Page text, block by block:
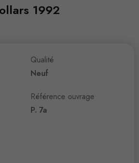
1992
Qualité
Neuf
Référence ouvrage
P. 7a